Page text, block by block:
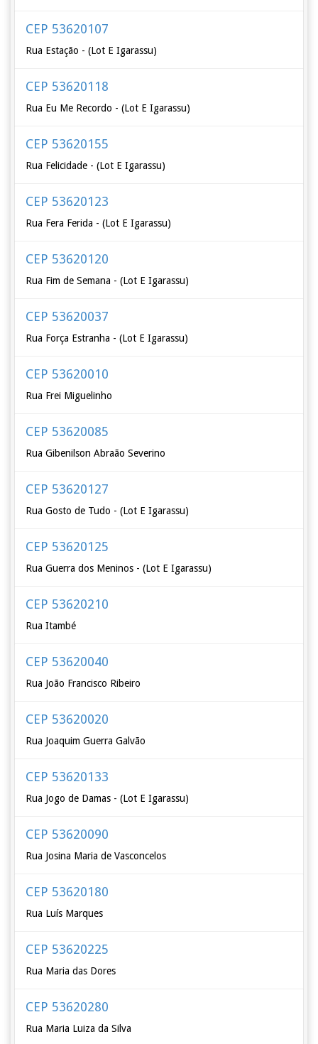
CEP 53620107
Rua Estação - (Lot E Igarassu)
CEP 53620118
Rua Eu Me Recordo - (Lot E Igarassu)
CEP 53620155
Rua Felicidade - (Lot E Igarassu)
CEP 53620123
Rua Fera Ferida - (Lot E Igarassu)
CEP 53620120
Rua Fim de Semana - (Lot E Igarassu)
CEP 53620037
Rua Força Estranha - (Lot E Igarassu)
CEP 53620010
Rua Frei Miguelinho
CEP 53620085
Rua Gibenilson Abraão Severino
CEP 53620127
Rua Gosto de Tudo - (Lot E Igarassu)
CEP 53620125
Rua Guerra dos Meninos - (Lot E Igarassu)
CEP 53620210
Rua Itambé
CEP 53620040
Rua João Francisco Ribeiro
CEP 53620020
Rua Joaquim Guerra Galvão
CEP 53620133
Rua Jogo de Damas - (Lot E Igarassu)
CEP 53620090
Rua Josina Maria de Vasconcelos
CEP 53620180
Rua Luís Marques
CEP 53620225
Rua Maria das Dores
CEP 53620280
Rua Maria Luiza da Silva